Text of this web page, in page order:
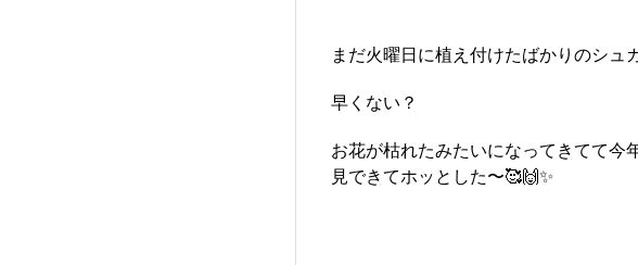
まだ火曜日に植え付けたばかりのシ
早くない？
お花が枯れたみたいになってきてて今
見できてホッとした〜🥰🙌✨